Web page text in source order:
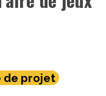
de projet